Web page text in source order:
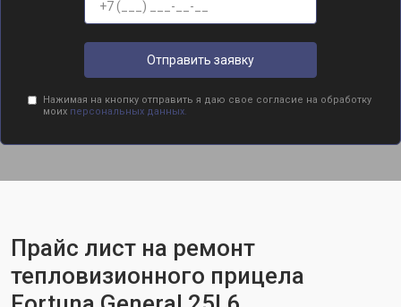
Отправить заявку
Нажимая на кнопку отправить я даю свое согласие на обработку
моих персональных данных.
Прайс лист на ремонт
тепловизионного прицела